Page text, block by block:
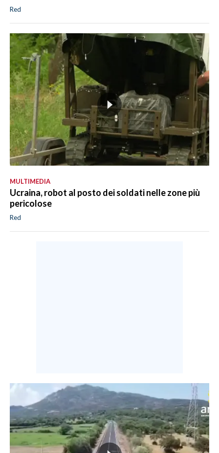
Red
MULTIMEDIA
Ucraina, robot al posto dei soldati nelle zone più
pericolose
Red